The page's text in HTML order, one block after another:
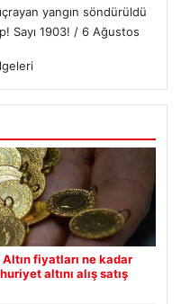
yangın söndürüldü
Sayı 1903! / 6 Ağustos
fiyatları ne kadar
altını alış satış